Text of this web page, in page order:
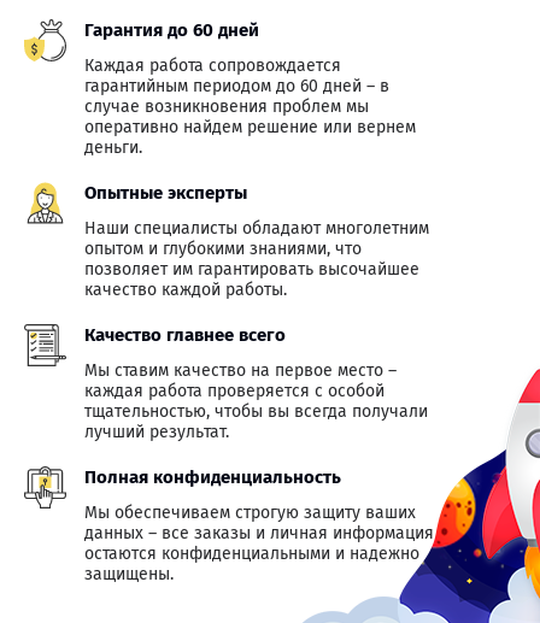
Гарантия до 60 дней
Каждая работа сопровождается
гарантийным периодом до 60 дней – в
случае возникновения проблем мы
оперативно найдем решение или вернем
деньги.
Опытные эксперты
Наши специалисты обладают многолетним
опытом и глубокими знаниями, что
позволяет им гарантировать высочайшее
качество каждой работы.
Качество главнее всего
Мы ставим качество на первое место –
каждая работа проверяется с особой
тщательностью, чтобы вы всегда получали
лучший результат.
Полная конфиденциальность
Мы обеспечиваем строгую защиту ваших
данных – все заказы и личная информация
остаются конфиденциальными и надежно
защищены.